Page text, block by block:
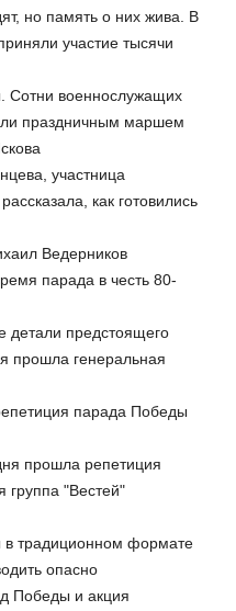
но память о них жива. В
участие тысячи
Сотни военнослужащих
праздничным маршем
участница
как готовились
Ведерников
парада в честь 80-
детали предстоящего
прошла генеральная
парада Победы
прошла репетиция
"Вестей"
традиционном формате
опасно
Победы и акция